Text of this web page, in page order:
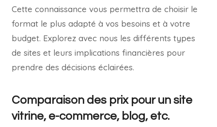
Cette connaissance vous permettra de choisir le
format le plus adapté à vos besoins et à votre
budget. Explorez avec nous les différents types
de sites et leurs implications financières pour
prendre des décisions éclairées.
Comparaison des prix pour un site
vitrine, e-commerce, blog, etc.